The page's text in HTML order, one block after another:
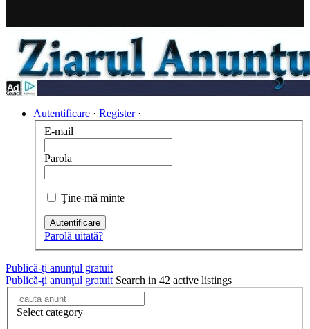
Autentificare · Register ·
E-mail
Parola
Ţine-mă minte
Autentificare
Parolă uitată?
Publică-ţi anunţul gratuit
Publică-ţi anunţul gratuit Search in 42 active listings
Select category